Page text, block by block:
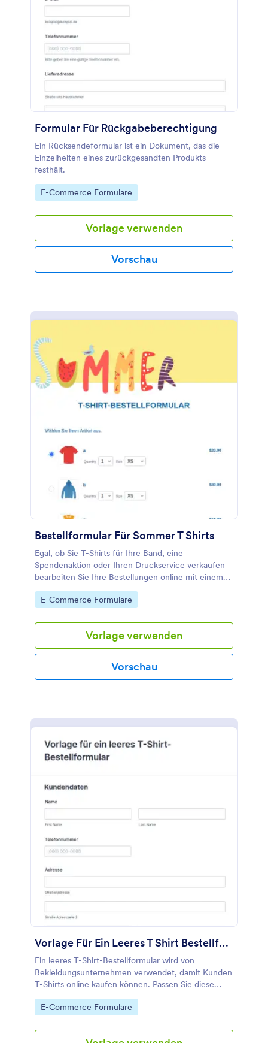
Formular Für Rückgabeberechtigung
Ein Rücksendeformular ist ein Dokument, das die
Einzelheiten eines zurückgesandten Produkts
festhält.
Go to Category:
E-Commerce Formulare
Vorlage verwenden
Vorschau
Bestellformular Für Sommer T Shirts
Egal, ob Sie T-Shirts für Ihre Band, eine
Spendenaktion oder Ihren Druckservice verkaufen –
bearbeiten Sie Ihre Bestellungen online mit einem
kostenlosen T-Shirt-Bestellformular, das Sie in Ihre
Website einbinden können. Das Formular zeigt Ihren
nach Menge, Größe, Lieferadresse und
Kreditkarteninformationen. Passen Sie diese Vorlage
an, um Fotos Ihrer T-Shirts anzuzeigen. Integrieren
Sie Ihr T-Shirt-Bestellformular mit einem
Zahlungsanbieter, um Kreditkartenzahlungen zu
Ihre Website einbetten oder als eigenständiges
Go to Category:
E-Commerce Formulare
Vorlage verwenden
Vorschau
Vorlage Für Ein Leeres T Shirt Bestellformular
Ein leeres T-Shirt-Bestellformular wird von
Bekleidungsunternehmen verwendet, damit Kunden
T-Shirts online kaufen können. Passen Sie diese
kostenlose Vorlage für ein leeres T-Shirt-
Bestellformular an und binden Sie sie in Ihre Website
übersichtlich zu verwalten und ein größeres Online-
Go to Category:
E-Commerce Formulare